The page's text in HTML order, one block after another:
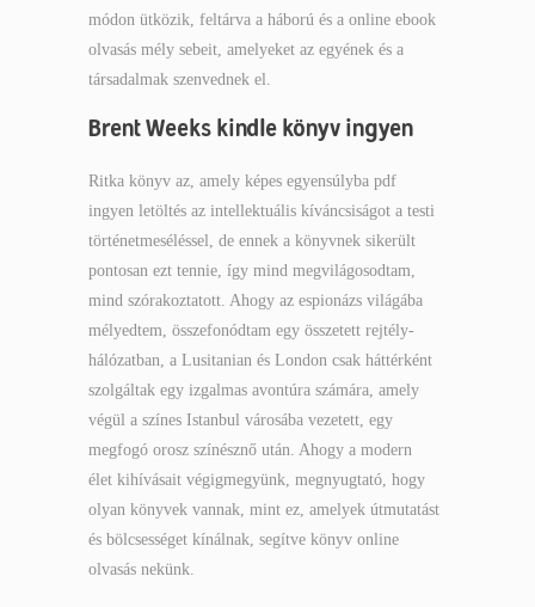
módon ütközik, feltárva a háború és a online ebook
olvasás mély sebeit, amelyeket az egyének és a
társadalmak szenvednek el.
Brent Weeks kindle könyv ingyen
Ritka könyv az, amely képes egyensúlyba pdf
ingyen letöltés az intellektuális kíváncsiságot a testi
történetmeséléssel, de ennek a könyvnek sikerült
pontosan ezt tennie, így mind megvilágosodtam,
mind szórakoztatott. Ahogy az espionázs világába
mélyedtem, összefonódtam egy összetett rejtély-
hálózatban, a Lusitanian és London csak háttérként
szolgáltak egy izgalmas avontúra számára, amely
végül a színes Istanbul városába vezetett, egy
megfogó orosz színésznő után. Ahogy a modern
élet kihívásait végigmegyünk, megnyugtató, hogy
olyan könyvek vannak, mint ez, amelyek útmutatást
és bölcsességet kínálnak, segítve könyv online
olvasás nekünk.